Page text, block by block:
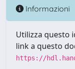
Informazioni
Utilizza questo
link a questo
https://